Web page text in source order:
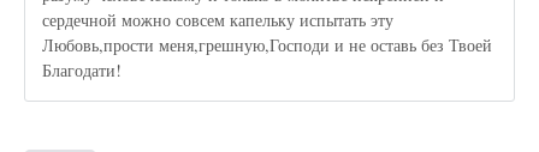
сердечной можно совсем капельку испытать эту
Любовь,прости меня,грешную,Господи и не оставь без Твоей
Благодати!